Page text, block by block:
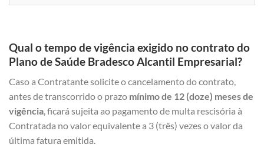
Qual o tempo de vigência exigido no contrato do
Plano de Saúde Bradesco Alcantil Empresarial?
Caso a Contratante solicite o cancelamento do contrato,
antes de transcorrido o prazo mínimo de 12 (doze) meses de
vigência, ficará sujeita ao pagamento de multa rescisória à
Contratada no valor equivalente a 3 (três) vezes o valor da
última fatura emitida.